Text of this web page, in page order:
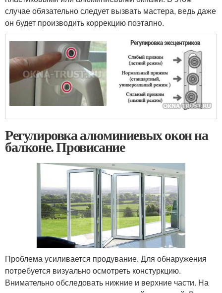
случае обязательно следует вызвать мастера, ведь даже
он будет производить коррекцию поэтапно.
Регулировка алюминиевых окон на
балконе. Провисание
Проблема усиливается продувание. Для обнаружения
потребуется визуально осмотреть констуркцию.
Внимательно обследовать нижние и верхние части. На